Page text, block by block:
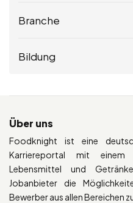
Branche
Bildung
Über uns
Foodknight ist eine
Karriereportal mit
Lebensmittel und
Jobanbieter die
Bewerber aus allen Bereichen